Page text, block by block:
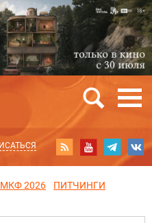
2026
ПИТЧИНГИ